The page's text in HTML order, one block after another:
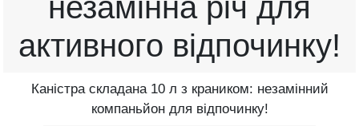
незамінна річ для
активного відпочинку!
Каністра складана 10 л з краником: незамінний
компаньйон для відпочинку!